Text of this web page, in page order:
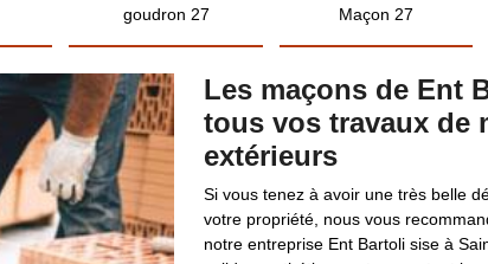
goudron 27
Maçon 27
Les maçons de Ent
tous vos travaux de
extérieurs
Si vous tenez à avoir une très belle
votre propriété, nous vous
notre entreprise Ent Bartoli sise à